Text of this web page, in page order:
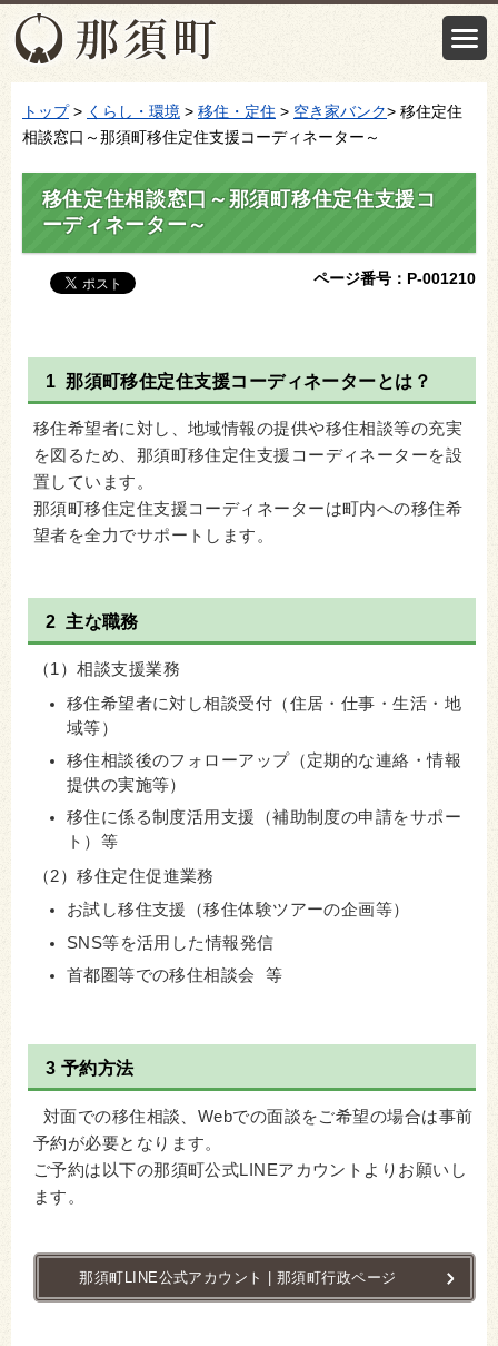
トップ> くらし・環境 > 移住・定住 > 空き家バンク> 移住定住
相談窓口～那須町移住定住支援コーディネーター～
移住定住相談窓口～那須町移住定住支援コ
ーディネーター～
ページ番号：P-001210
1 那須町移住定住支援コーディネーターとは？
移住希望者に対し、地域情報の提供や移住相談等の充実
を図るため、那須町移住定住支援コーディネーターを設
置しています。
那須町移住定住支援コーディネーターは町内への移住希
望者を全力でサポートします。
2 主な職務
（1）相談支援業務
移住希望者に対し相談受付（住居・仕事・生活・地
域等）
移住相談後のフォローアップ（定期的な連絡・情報
提供の実施等）
移住に係る制度活用支援（補助制度の申請をサポー
ト）等
（2）移住定住促進業務
お試し移住支援（移住体験ツアーの企画等）
SNS等を活用した情報発信
首都圏等での移住相談会 等
3 予約方法
対面での移住相談、Webでの面談をご希望の場合は事前
予約が必要となります。
ご予約は以下の那須町公式LINEアカウントよりお願いし
ます。
那須町LINE公式アカウント | 那須町行政ページ